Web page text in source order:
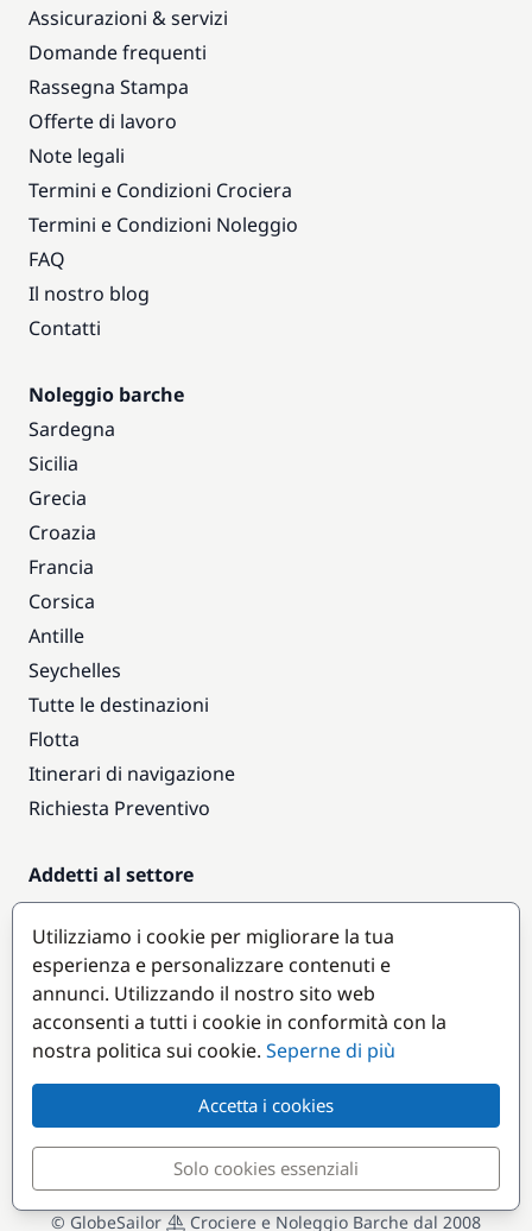
Assicurazioni & servizi
Domande frequenti
Rassegna Stampa
Offerte di lavoro
Note legali
Termini e Condizioni Crociera
Termini e Condizioni Noleggio
FAQ
Il nostro blog
Contatti
Noleggio barche
Sardegna
Sicilia
Grecia
Croazia
Francia
Corsica
Antille
Seychelles
Tutte le destinazioni
Flotta
Itinerari di navigazione
Richiesta Preventivo
Addetti al settore
Accesso armatori
Diventare partner
Destinazioni popolari
© GlobeSailor Crociere e Noleggio Barche dal 2008
Utilizziamo i cookie per migliorare la tua
esperienza e personalizzare contenuti e
annunci. Utilizzando il nostro sito web
acconsenti a tutti i cookie in conformità con la
nostra politica sui cookie. Seperne di più
Accetta i cookies
Solo cookies essenziali